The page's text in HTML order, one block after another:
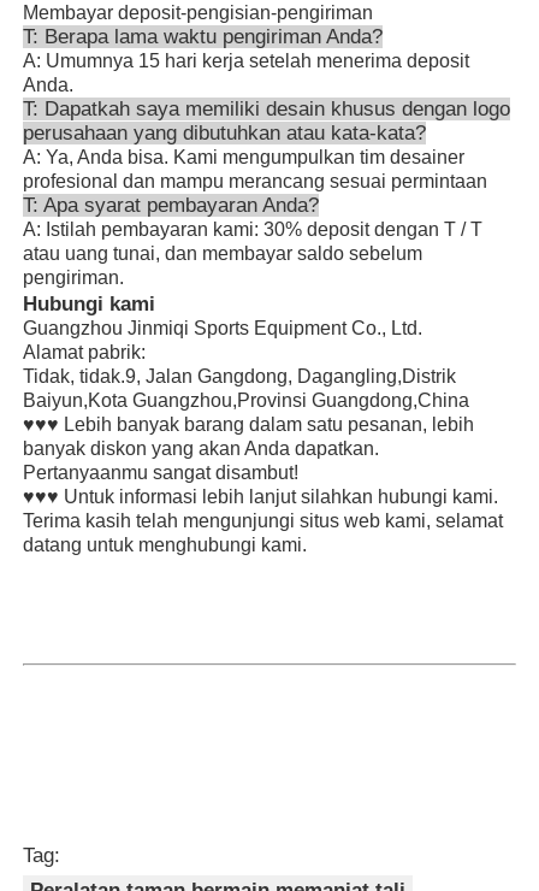
Membayar deposit-pengisian-pengiriman
T: Berapa lama waktu pengiriman Anda?
A: Umumnya 15 hari kerja setelah menerima deposit
Anda.
T: Dapatkah saya memiliki desain khusus dengan logo
perusahaan yang dibutuhkan atau kata-kata?
A: Ya, Anda bisa. Kami mengumpulkan tim desainer
profesional dan mampu merancang sesuai permintaan
T: Apa syarat pembayaran Anda?
A: Istilah pembayaran kami: 30% deposit dengan T / T
atau uang tunai, dan membayar saldo sebelum
pengiriman.
Hubungi kami
Guangzhou Jinmiqi Sports Equipment Co., Ltd.
Alamat pabrik:
Tidak, tidak.9, Jalan Gangdong, Dagangling,Distrik
Baiyun,Kota Guangzhou,Provinsi Guangdong,China
♥♥♥ Lebih banyak barang dalam satu pesanan, lebih
banyak diskon yang akan Anda dapatkan.
Pertanyaanmu sangat disambut!
♥♥♥ Untuk informasi lebih lanjut silahkan hubungi kami.
Terima kasih telah mengunjungi situs web kami, selamat
datang untuk menghubungi kami.
Tag: